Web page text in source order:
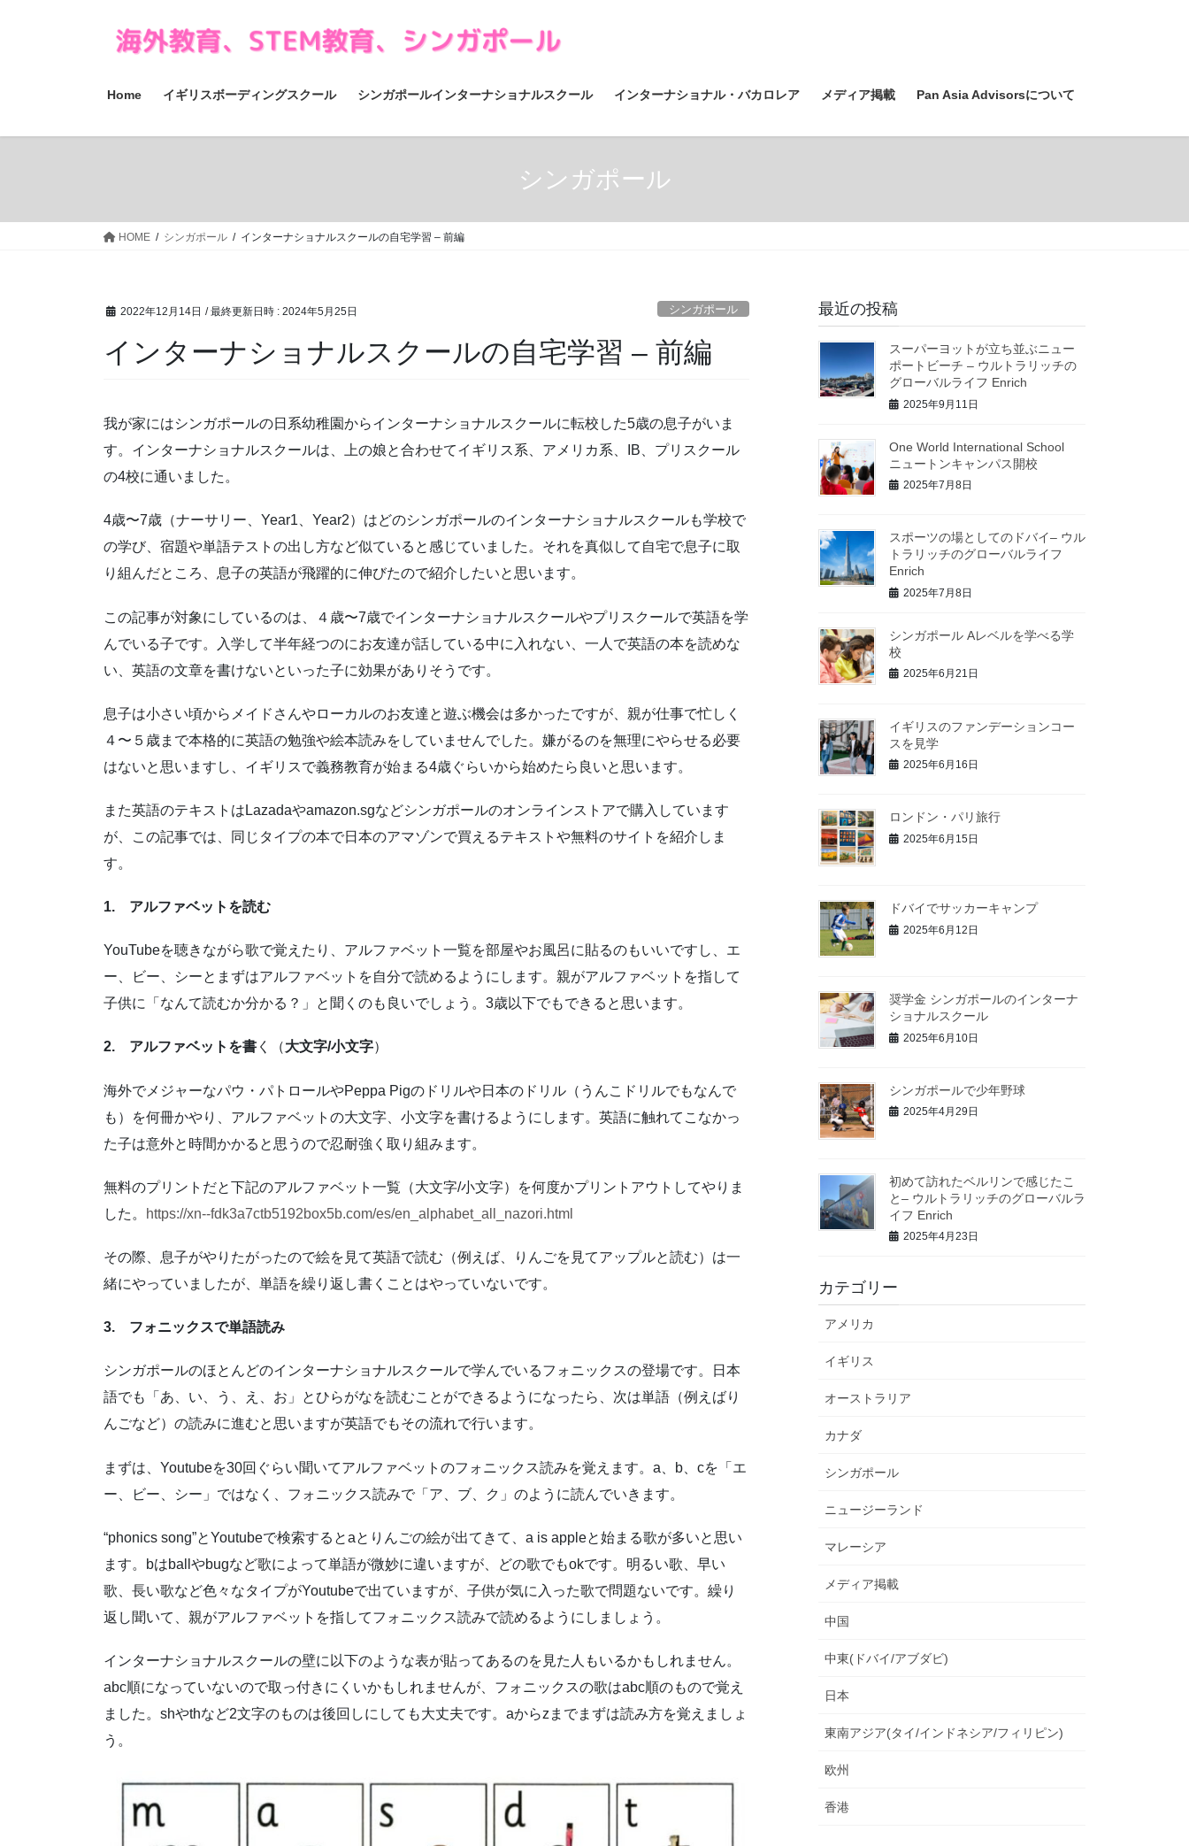
ス
ン
Home イギリスボーディングスクール シンガポールインターナショナルスクール インターナショナル・バカロレア メディア掲載 Pan Asia Advisorsについて
シンガポール
HOME シンガポール インターナショナルスクールの自宅学習 – 前編
2022年12月14日 / 最終更新日時 : 2024年5月25日 シンガポール
インターナショナルスクールの自宅学習 – 前編
我が家にはシンガポールの日系幼稚園からインターナショナルスクールに転校した5歳の息子がいま
す。インターナショナルスクールは、上の娘と合わせてイギリス系、アメリカ系、IB、プリスクール
の4校に通いました。
4歳〜7歳（ナーサリー、Year1、Year2）はどのシンガポールのインターナショナルスクールも学校で
の学び、宿題や単語テストの出し方など似ていると感じていました。それを真似して自宅で息子に取
り組んだところ、息子の英語が飛躍的に伸びたので紹介したいと思います。
この記事が対象にしているのは、４歳〜7歳でインターナショナルスクールやプリスクールで英語を学
んでいる子です。入学して半年経つのにお友達が話している中に入れない、一人で英語の本を読めな
い、英語の文章を書けないといった子に効果がありそうです。
息子は小さい頃からメイドさんやローカルのお友達と遊ぶ機会は多かったですが、親が仕事で忙しく
４〜５歳まで本格的に英語の勉強や絵本読みをしていませんでした。嫌がるのを無理にやらせる必要
はないと思いますし、イギリスで義務教育が始まる4歳ぐらいから始めたら良いと思います。
また英語のテキストはLazadaやamazon.sgなどシンガポールのオンラインストアで購入しています
が、この記事では、同じタイプの本で日本のアマゾンで買えるテキストや無料のサイトを紹介しま
す。
1. アルファベットを読む
YouTubeを聴きながら歌で覚えたり、アルファベット一覧を部屋やお風呂に貼るのもいいですし、エ
ー、ビー、シーとまずはアルファベットを自分で読めるようにします。親がアルファベットを指して
子供に「なんて読むか分かる？」と聞くのも良いでしょう。3歳以下でもできると思います。
2. アルファベットを書 く（大文字/小文字）
海外でメジャーなパウ・パトロールやPeppa Pigのドリルや日本のドリル（うんこドリルでもなんで
も）を何冊かやり、アルファベットの大文字、小文字を書けるようにします。英語に触れてこなかっ
た子は意外と時間かかると思うので忍耐強く取り組みます。
無料のプリントだと下記のアルファベット一覧（大文字/小文字）を何度かプリントアウトしてやりま
した。
https://xn--fdk3a7ctb5192box5b.com/es/en_alphabet_all_nazori.html
その際、息子がやりたがったので絵を見て英語で読む（例えば、りんごを見てアップルと読む）は一
緒にやっていましたが、単語を繰り返し書くことはやっていないです。
3. フォニックスで単語読み
シンガポールのほとんどのインターナショナルスクールで学んでいるフォニックスの登場です。日本
語でも「あ、い、う、え、お」とひらがなを読むことができるようになったら、次は単語（例えばり
んごなど）の読みに進むと思いますが英語でもその流れで行います。
まずは、Youtubeを30回ぐらい聞いてアルファベットのフォニックス読みを覚えます。a、b、cを「エ
ー、ビー、シー」ではなく、フォニックス読みで「ア、ブ、ク」のように読んでいきます。
“phonics song”とYoutubeで検索するとaとりんごの絵が出てきて、a is appleと始まる歌が多いと思い
ます。bはballやbugなど歌によって単語が微妙に違いますが、どの歌でもokです。明るい歌、早い
歌、長い歌など色々なタイプがYoutubeで出ていますが、子供が気に入った歌で問題ないです。繰り
返し聞いて、親がアルファベットを指してフォニックス読みで読めるようにしましょう。
インターナショナルスクールの壁に以下のような表が貼ってあるのを見た人もいるかもしれません。
abc順になっていないので取っ付きにくいかもしれませんが、フォニックスの歌はabc順のもので覚え
ました。shやthなど2文字のものは後回しにしても大丈夫です。aからzまでまずは読み方を覚えましょ
う。
最近の投稿
スーパーヨットが立ち並ぶニュー
ポートビーチ – ウルトラリッチの
グローバルライフ Enrich
2025年9月11日
One World International School
ニュートンキャンパス開校
2025年7月8日
スポーツの場としてのドバイ– ウル
トラリッチのグローバルライフ
Enrich
2025年7月8日
シンガポール Aレベルを学べる学
校
2025年6月21日
イギリスのファンデーションコー
スを見学
2025年6月16日
ロンドン・パリ旅行
2025年6月15日
ドバイでサッカーキャンプ
2025年6月12日
奨学金 シンガポールのインターナ
ショナルスクール
2025年6月10日
シンガポールで少年野球
2025年4月29日
初めて訪れたベルリンで感じたこ
と– ウルトラリッチのグローバルラ
イフ Enrich
2025年4月23日
カテゴリー
アメリカ
イギリス
オーストラリア
カナダ
シンガポール
ニュージーランド
マレーシア
メディア掲載
中国
中東(ドバイ/アブダビ)
日本
東南アジア(タイ/インドネシア/フィリピン)
欧州
香港